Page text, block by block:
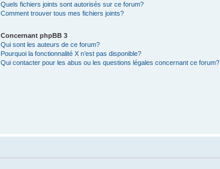
Quels fichiers joints sont autorisés sur ce forum?
Comment trouver tous mes fichiers joints?
Concernant phpBB 3
Qui sont les auteurs de ce forum?
Pourquoi la fonctionnalité X n’est pas disponible?
Qui contacter pour les abus ou les questions légales concernant ce forum?